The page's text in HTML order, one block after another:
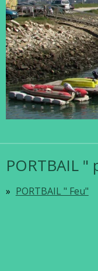
PORTBAIL
PORTBAIL " Feu"